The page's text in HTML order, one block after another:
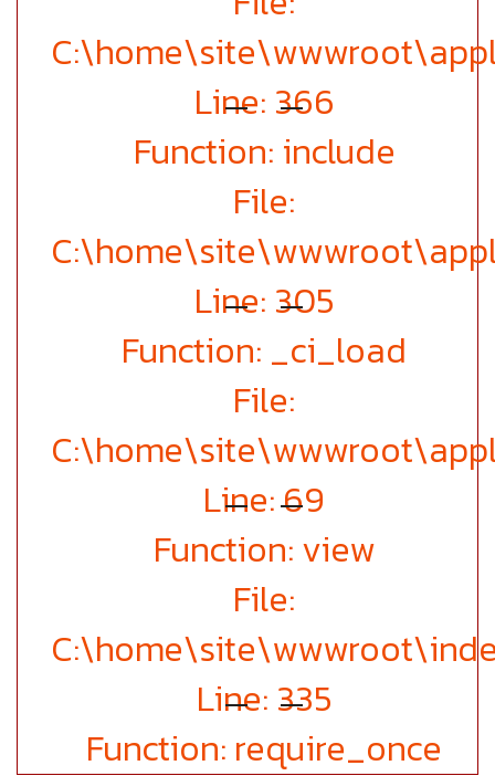
Line: 366
Function: include
File:
Line: 305
Function: _ci_load
File:
Line: 69
Function: view
File:
Line: 335
Function: require_once